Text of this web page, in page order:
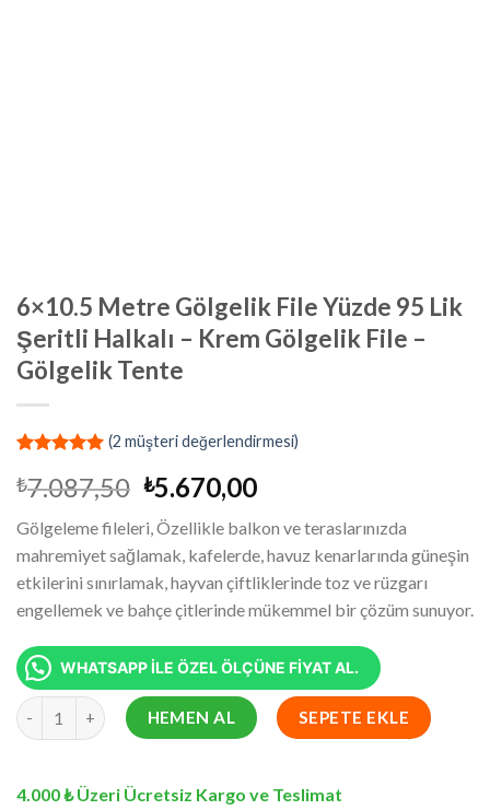
6×10.5 Metre Gölgelik File Yüzde 95 Lik
Şeritli Halkalı – Krem Gölgelik File –
Gölgelik Tente
puanına
dayanarak
5 üzerinden
5.00puan
aldı
(2 müşteri değerlendirmesi)
₺7.087,50 Orijinal
fiyat:
₺7.087,50.
₺5.670,00Şu
fiyat:
₺5.670,00.
Gölgeleme fileleri, Özellikle balkon ve teraslarınızda
mahremiyet sağlamak, kafelerde, havuz kenarlarında güneşin
etkilerini sınırlamak, hayvan çiftliklerinde toz ve rüzgarı
engellemek ve bahçe çitlerinde mükemmel bir çözüm sunuyor.
WHATSAPP İLE ÖZEL ÖLÇÜNE FİYAT AL.
6x10.5 Metre Gölgelik File Yüzde 95 Lik Şeritli Halkalı - Krem
HEMEN AL SEPETE EKLE
4.000 ₺ Üzeri Ücretsiz Kargo ve Teslimat